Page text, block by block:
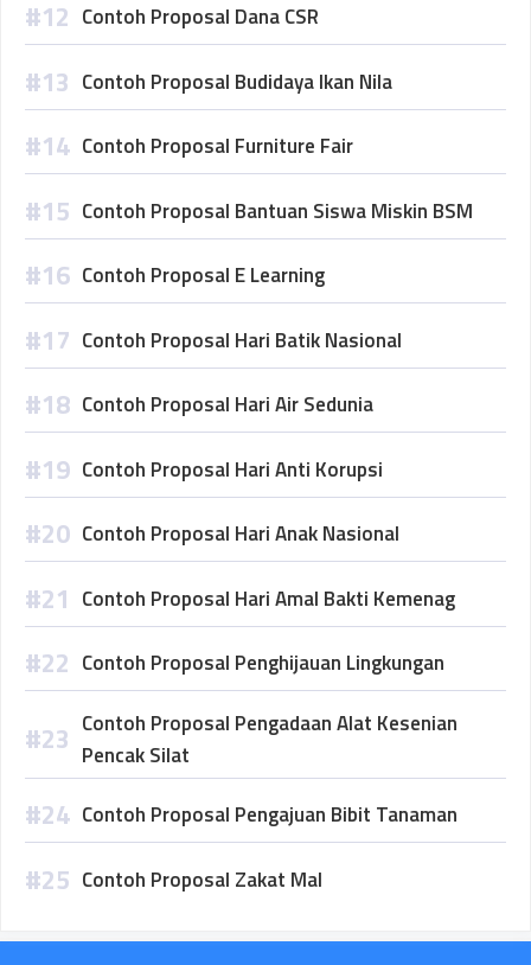
Contoh Proposal Dana CSR
Contoh Proposal Budidaya Ikan Nila
Contoh Proposal Furniture Fair
Contoh Proposal Bantuan Siswa Miskin BSM
Contoh Proposal E Learning
Contoh Proposal Hari Batik Nasional
Contoh Proposal Hari Air Sedunia
Contoh Proposal Hari Anti Korupsi
Contoh Proposal Hari Anak Nasional
Contoh Proposal Hari Amal Bakti Kemenag
Contoh Proposal Penghijauan Lingkungan
Contoh Proposal Pengadaan Alat Kesenian
Pencak Silat
Contoh Proposal Pengajuan Bibit Tanaman
Contoh Proposal Zakat Mal